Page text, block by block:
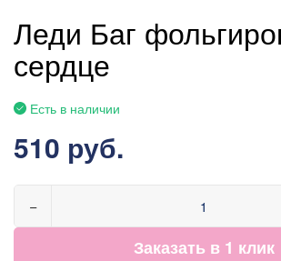
Леди Баг
сердце
Есть в наличии
510 руб.
−
Заказать в 1 клик